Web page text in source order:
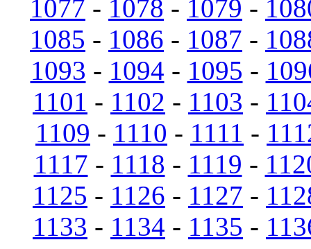
1077 - 1078 - 1079 -
1085 - 1086 - 1087 -
1093 - 1094 - 1095 -
1101 - 1102 - 1103 -
1109 - 1110 - 1111 -
1117 - 1118 - 1119 -
1125 - 1126 - 1127 -
1133 - 1134 - 1135 -